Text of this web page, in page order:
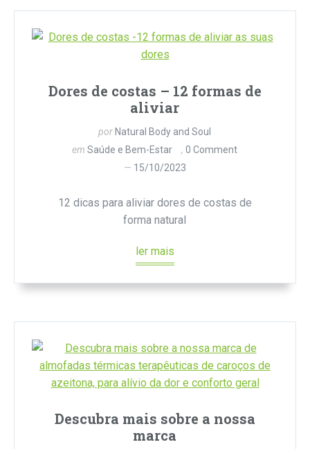
Dores de costas – 12 formas de
aliviar
por Natural Body and Soul
emSaúde e Bem-Estar
0 Comment
15/10/2023
12 dicas para aliviar dores de costas de
forma natural
ler mais
Descubra mais sobre a nossa
marca